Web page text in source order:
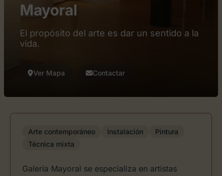
Mayoral
El propósito del arte es dar un sentido a la
vida.
Ver Mapa Contactar
Arte contemporáneo Instalación
Pintura
Técnica mixta
Galería Mayoral se especializa en artistas